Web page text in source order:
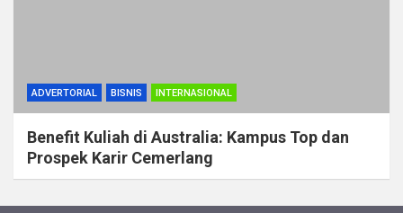
ADVERTORIAL BISNIS INTERNASIONAL
Benefit Kuliah di Australia: Kampus Top dan
Prospek Karir Cemerlang